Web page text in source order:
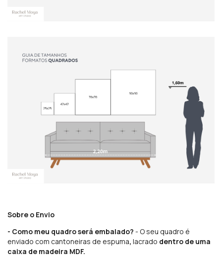
Sobre o Envio
- Como meu quadro será embalado? - O seu quadro é
enviado com cantoneiras de espuma, lacrado dentro de uma
caixa de madeira MDF.